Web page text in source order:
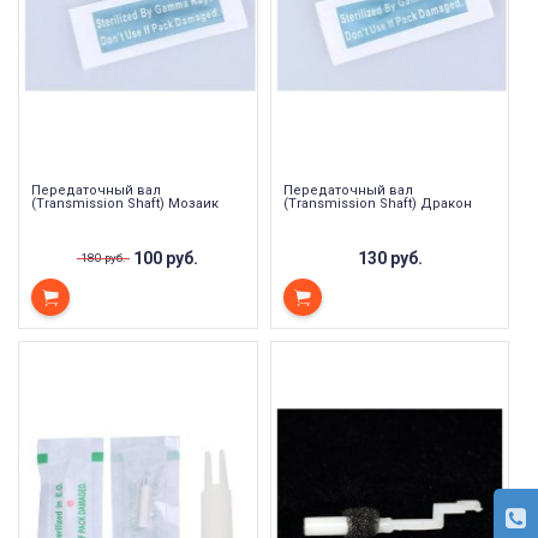
Передаточный вал
(Transmission Shaft) Мозаик
180 руб. 100 руб.
Передаточный вал
(Transmission Shaft) Дракон
130 руб.